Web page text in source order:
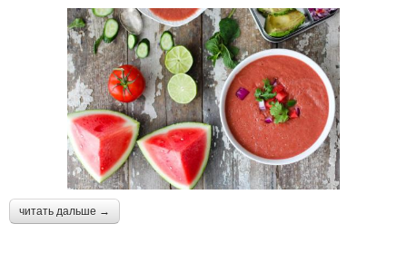
читать дальше →